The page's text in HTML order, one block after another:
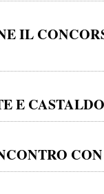
IL
E CASTALDO